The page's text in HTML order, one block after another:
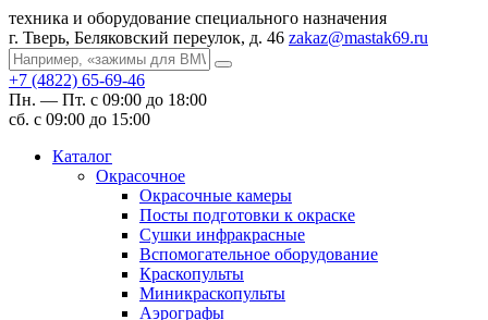
техника и оборудование специального назначения
г. Тверь, Беляковский переулок, д. 46 zakaz@mastak69.ru
+7 (4822) 65-69-46
Пн. — Пт. с 09:00 до 18:00
сб. с 09:00 до 15:00
Каталог
Окрасочное
Окрасочные камеры
Посты подготовки к окраске
Сушки инфракрасные
Вспомогательное оборудование
Краскопульты
Миникраскопульты
Аэрографы